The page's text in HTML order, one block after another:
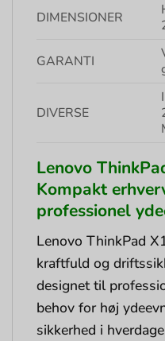
DIMENSIONER
GARANTI
DIVERSE
Lenovo
Kompakt
professionel
Lenovo ThinkPad
kraftfuld og
designet til
behov for høj
sikkerhed i